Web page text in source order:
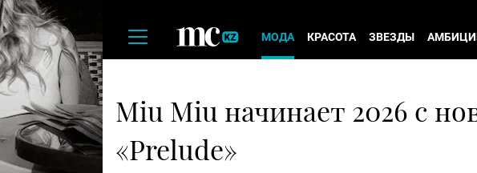
МОДА КРАСОТА ЗВЕЗДЫ
Miu Miu начинает 2026 с
«Prelude»